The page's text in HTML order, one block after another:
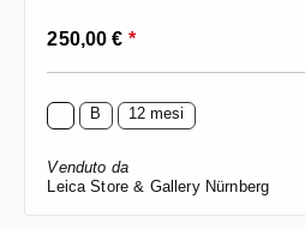
Prezzo normale:
250,00 € *
B 12 mesi
Venduto da
Leica Store & Gallery Nürnberg